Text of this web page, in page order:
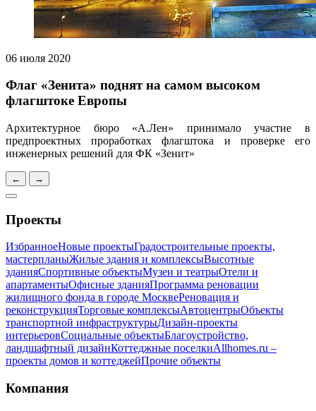
06 июля 2020
Флаг «Зенита» поднят на самом высоком
флагштоке Европы
Архитектурное бюро «А.Лен» принимало участие в
предпроектных проработках флагштока и проверке его
инженерных решений для ФК «Зенит»
← →
Проекты
ИзбранноеНовые проектыГрадостроительные проекты,
мастерпланыЖилые здания и комплексыВысотные
зданияСпортивные объектыМузеи и театрыОтели и
апартаментыОфисные зданияПрограмма реновации
жилищного фонда в городе МосквеРеновация и
реконструкцияТорговые комплексыАвтоцентрыОбъекты
транспортной инфраструктурыДизайн-проекты
интерьеровСоциальные объектыБлагоустройство,
ландшафтный дизайнКоттеджные поселкиAllhomes.ru –
проекты домов и коттеджейПрочие объекты
Компания